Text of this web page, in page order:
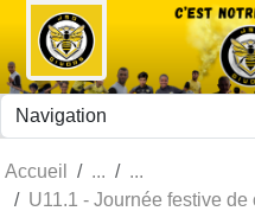
Accueil
U11.1 - Journée festive de
Panneau de gestion des